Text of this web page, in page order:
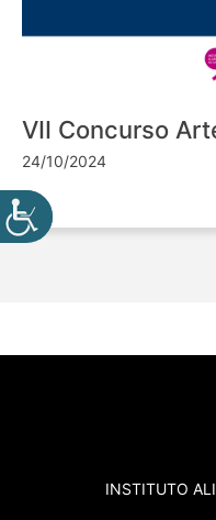
VII Concurso
24/10/2024
INSTITUTO